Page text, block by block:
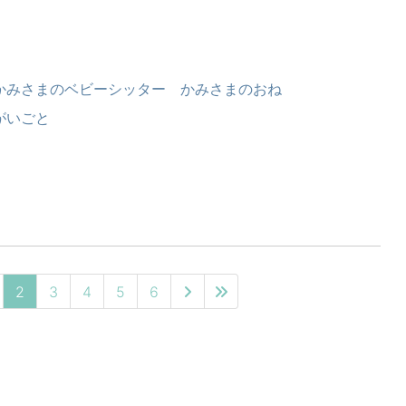
みさまのベビーシッター かみさまのおね
いごと
2 3 4 5 6